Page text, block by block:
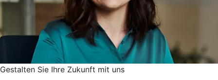
Gestalten Sie ­Ihre Zukunft mit uns